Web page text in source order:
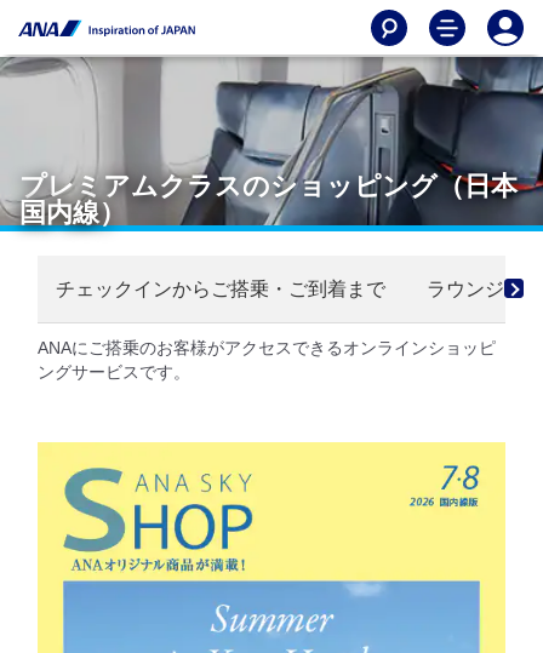
プレミアムクラスのショッピング（日本
国内線）
チェックインからご搭乗・ご到着まで ラウンジ
ANAにご搭乗のお客様がアクセスできるオンラインショッピ
ングサービスです。